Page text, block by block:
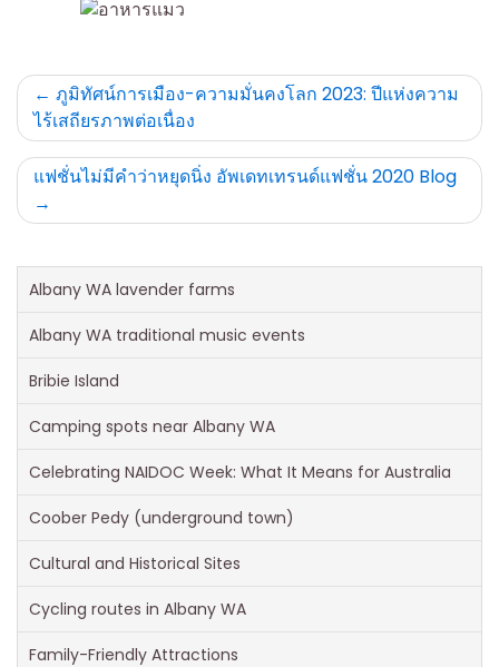
Post
navigation
ภูมิทัศน์การเมือง-ความมั่นคงโลก 2023: ปีแห่งความ
ไร้เสถียรภาพต่อเนื่อง
แฟชั่นไม่มีคำว่าหยุดนิ่ง อัพเดทเทรนด์แฟชั่น 2020 Blog
Albany WA lavender farms
Albany WA traditional music events
Bribie Island
Camping spots near Albany WA
Celebrating NAIDOC Week: What It Means for Australia
Coober Pedy (underground town)
Cultural and Historical Sites
Cycling routes in Albany WA
Family-Friendly Attractions